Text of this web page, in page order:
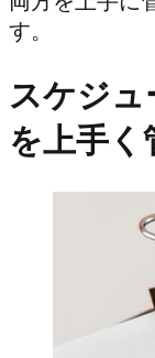
す。
スケジュ
を上手く